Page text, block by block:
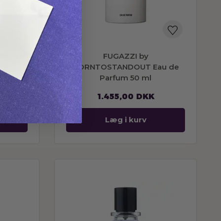
FUGAZZI by
BORNTOSTANDOUT Eau de
Parfum 50 ml
1.455,00 DKK
Læg i kurv